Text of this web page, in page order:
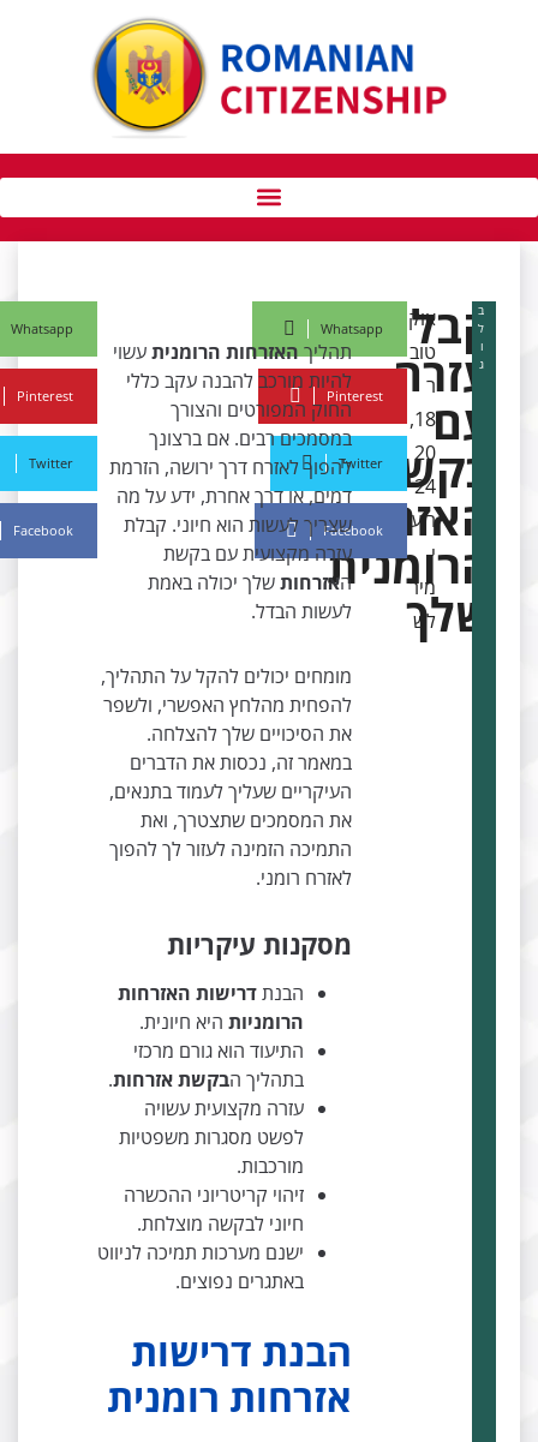
אוק
טוב
18,
20
24
רוע
מיר
לש
Whatsapp
Pinterest
Twitter
Facebook
תהליךהאזרחות הרומניתעשוי
להיות מורכב להבנה עקב כללי
החוק המפורטים והצורך
במסמכים רבים. אם ברצונך
להפוך לאזרח דרך ירושה, הזרמת
דמים, או דרך אחרת, ידע על מה
שצריך לעשות הוא חיוני. קבלת
עזרה מקצועית עם בקשת
האזרחותשלך יכולה באמת
לעשות הבדל.
מומחים יכולים להקל על התהליך,
להפחית מהלחץ האפשרי, ולשפר
את הסיכויים שלך להצלחה.
במאמר זה, נכסות את הדברים
העיקריים שעליך לעמוד בתנאים,
את המסמכים שתצטרך, ואת
התמיכה הזמינה לעזור לך להפוך
לאזרח רומני.
מסקנות עיקריות
הבנת דרישות האזרחות
הרומניותהיא חיונית.
התיעוד הוא גורם מרכזי
בתהליך הבקשת אזרחות.
עזרה מקצועית עשויה
לפשט מסגרות משפטיות
מורכבות.
זיהוי קריטריוני ההכשרה
חיוני לבקשה מוצלחת.
ישנם מערכות תמיכה לניווט
באתגרים נפוצים.
הבנת דרישות
אזרחות רומנית
Whatsapp
Twitter
Facebook